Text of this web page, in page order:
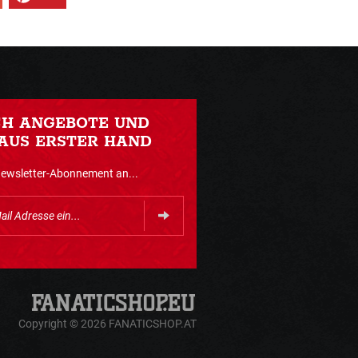
ANGEBOTE UND
ERSTER HAND
Abonnement an...
Copyright © 2026 FANATICSHOP.AT